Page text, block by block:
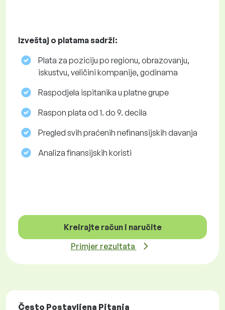
Izveštaj o platama sadrži:
Plata za poziciju po regionu, obrazovanju,
iskustvu, veličini kompanije, godinama
Raspodjela ispitanika u platne grupe
Raspon plata od 1. do 9. decila
Pregled svih praćenih nefinansijskih davanja
Analiza finansijskih koristi
Kreirajte račun i naručite
Primjer rezultata
Često Postavljena Pitanja